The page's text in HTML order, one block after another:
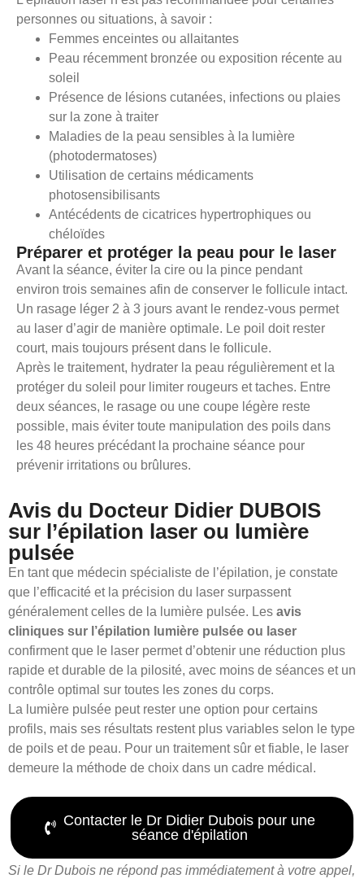
personnes ou situations, à savoir :
Femmes enceintes ou allaitantes
Peau récemment bronzée ou exposition récente au
soleil
Présence de lésions cutanées, infections ou plaies
sur la zone à traiter
Maladies de la peau sensibles à la lumière
(photodermatoses)
Utilisation de certains médicaments
photosensibilisants
Antécédents de cicatrices hypertrophiques ou
chéloïdes
Préparer et protéger la peau pour le laser
Avant la séance, éviter la cire ou la pince pendant
environ trois semaines afin de conserver le follicule intact.
Un rasage léger 2 à 3 jours avant le rendez-vous permet
au laser d’agir de manière optimale. Le poil doit rester
court, mais toujours présent dans le follicule.
Après le traitement, hydrater la peau régulièrement et la
protéger du soleil pour limiter rougeurs et taches. Entre
deux séances, le rasage ou une coupe légère reste
possible, mais éviter toute manipulation des poils dans
les 48 heures précédant la prochaine séance pour
prévenir irritations ou brûlures.
Avis du Docteur Didier DUBOIS
sur l’épilation laser ou lumière
pulsée
En tant que médecin spécialiste de l’épilation, je constate
que l’efficacité et la précision du laser surpassent
généralement celles de la lumière pulsée. Les avis
cliniques sur l’épilation lumière pulsée ou laser
confirment que le laser permet d’obtenir une réduction plus
rapide et durable de la pilosité, avec moins de séances et un
contrôle optimal sur toutes les zones du corps.
La lumière pulsée peut rester une option pour certains
profils, mais ses résultats restent plus variables selon le type
de poils et de peau. Pour un traitement sûr et fiable, le laser
demeure la méthode de choix dans un cadre médical.
Contacter le Dr Didier Dubois pour une
séance d'épilation
Si le Dr Dubois ne répond pas immédiatement à votre appel,